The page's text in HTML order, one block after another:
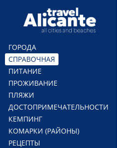
Перейти к основному
ГОРОДА
СПРАВОЧНАЯ
ПИТАНИЕ
ПРОЖИВАНИЕ
ПЛЯЖИ
ДОСТОПРИМЕЧАТЕЛЬНОСТИ
КЕМПИНГ
КОМАРКИ (РАЙОНЫ)
РЕЦЕПТЫ